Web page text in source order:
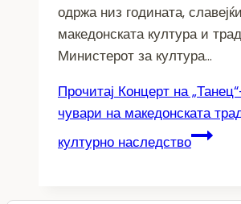
одржа низ годината,
македонската култура и
Министерот за култура…
Прочитај Концерт на
чувари на македонската
културно наследство